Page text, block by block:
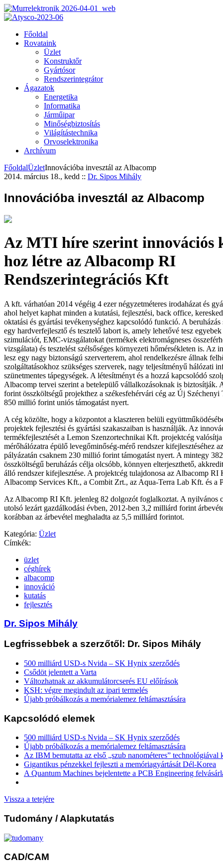
Főoldal
Rovataink
Üzlet
Konstruktőr
Gyártósor
Rendszerintegrátor
Ágazatok
Energetika
Informatika
Járműipar
Minőségbiztosítás
Világítástechnika
Orvoselektronika
Archívum
FőoldalÜzletInnovációba invesztál az Albacomp
2014. március 18., kedd :: Dr. Sipos Mihály
Innovációba invesztál az Albacomp
Az MTI híre szerint innovációs
hoz létre az Albacomp RI
Rendszerintegrációs Kft
A kft. várhatóan 2014 végéig 4 ezer négyzetméteres irodaházat és
ahol helyet kaphat minden a kutatási, fejlesztési, back office,
oktatási és gyártási tevékenységhez kapcsolódó funkció. A
egy hardverfejlesztő és tesztelő labort is, amely lehetővé tesz
szimulációt, EMC-vizsgálatokat (termékek elektromágneses
vizsgálata) és tesztelést szélsőséges környezeti hőmérsékleten is. Az
lesz egy nagy biztonságú szerverterem, ahol rendelkezésre állnak
szolgáltatásokhoz szükséges szerverek, nagy teljesítményű hálózati
szünetmentes tápegységek. A létesítményt és a hozzá kapcsolódó
Albacomp tervei szerint a betelepülő vállalkozásoknak is biztosítják.
forint összköltségű projekthez a székesfehérvári cég az Új Széchenyi
850 millió forint uniós támogatást nyert.
A cég közölte, hogy a központot a klaszteren belüli
projektek fejlesztési és gyártási szakaszaiban is használják. Az
termékfejlesztését a Lemon Szenzortechnikai Kft. projektcég
mérőhálózatra épülő levegőminőség-mérő rendszer kifejlesztéséhez
pályázatán csaknem 230 millió forint támogatást nyert. A mintegy
összköltségű beruházás célja olcsóbb, könnyen elterjeszthető,
álló rendszer kifejlesztése. A projektcég tulajdonosa az Albacomp RI
Albacomp Services Kft., a Combit Zrt., az Aqua-Terra Lab Kft. és a
Az Albacomp RI Kft. jelenleg 82 dolgozót foglalkoztat. A nyilvános
utolsó lezárt gazdálkodási évben, 2012-ben 3,2 milliárd forint
korábban az árbevétel meghaladta az 5,5 milliárd forintot.
Kategória: Üzlet
Címkék:
üzlet
céghírek
albacomp
innováció
kutatás
fejlesztés
Dr. Sipos Mihály
Legfrissebbek a szerzőtől: Dr. Sipos Mihály
500 milliárd USD-s Nvida – SK Hynix szerződés
Csődöt jelentett a Varta
Változhatnak az akkumulátorcserés EU előírások
KSH: végre megindult az ipari termelés
Újabb próbálkozás a memórialemez feltámasztására
Kapcsolódó elemek
500 milliárd USD-s Nvida – SK Hynix szerződés
Újabb próbálkozás a memórialemez feltámasztására
Az IBM bemutatta az első „szub nanométeres” technológiával
Gigantikus pénzekkel fejleszti a memóriagyártását Dél-Korea
A Quantum Machines bejelentette a PCB Engineering
Vissza a tetejére
Tudomány / Alapkutatás
CAD/CAM